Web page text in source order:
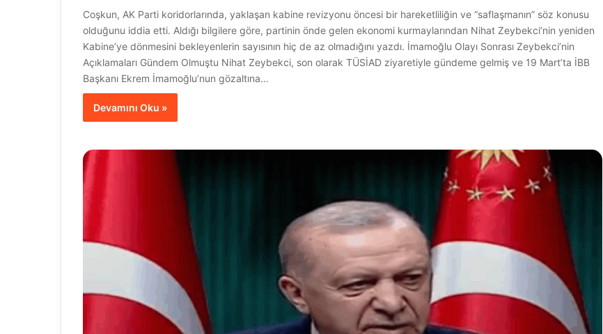
Coşkun, AK Parti koridorlarında, yaklaşan kabine revizyonu öncesi bir hareketliliğin ve “saflaşmanın” söz konusu
olduğunu iddia etti. Aldığı bilgilere göre, partinin önde gelen ekonomi kurmaylarından Nihat Zeybekci’nin yeniden
Kabine’ye dönmesini bekleyenlerin sayısının hiç de az olmadığını yazdı. İmamoğlu Olayı Sonrası Zeybekci’nin
Açıklamaları Gündem Olmuştu Nihat Zeybekci, son olarak TÜSİAD ziyaretiyle gündeme gelmiş ve 19 Mart’ta İBB
Başkanı Ekrem İmamoğlu’nun gözaltına…
Devamını Oku »